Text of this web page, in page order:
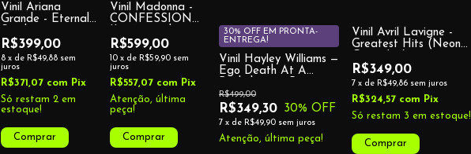
Vinil Ariana
Grande - Eternal
(Standard
Alternative
Cover)
R$399,00
8 x de R$49,88 sem
juros
R$371,07 com Pix
Só restam2 em
estoque!
Vinil Madonna -
CONFESSIONS
Numbered Deluxe
2LP Set – D2C
Exclusive
R$599,00
10 x de R$59,90 sem
juros
R$557,07 com Pix
Atenção, última
peça!
Vinil Hayley Williams —
Ego Death At A
(Team Zissou)
R$349,30
R$499,00
30% OFF
7 x de R$49,90 sem juros
30% OFF EM PRONTA-
ENTREGA!
Atenção, última peça!
Vinil Avril Lavigne -
Greatest Hits (Neon
R$349,00
7 x de R$49,86 sem juros
R$324,57 com Pix
Só restam 3 em estoque!